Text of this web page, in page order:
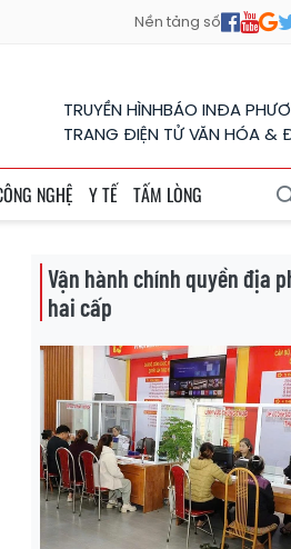
Nền tảng số
TRUYỀN HÌNHBÁO INĐA
TRANG ĐIỆN TỬ VĂN HÓA &
NGHỆ Y TẾ TẤM LÒNG
Vận hành chính quyền địa
hai cấp